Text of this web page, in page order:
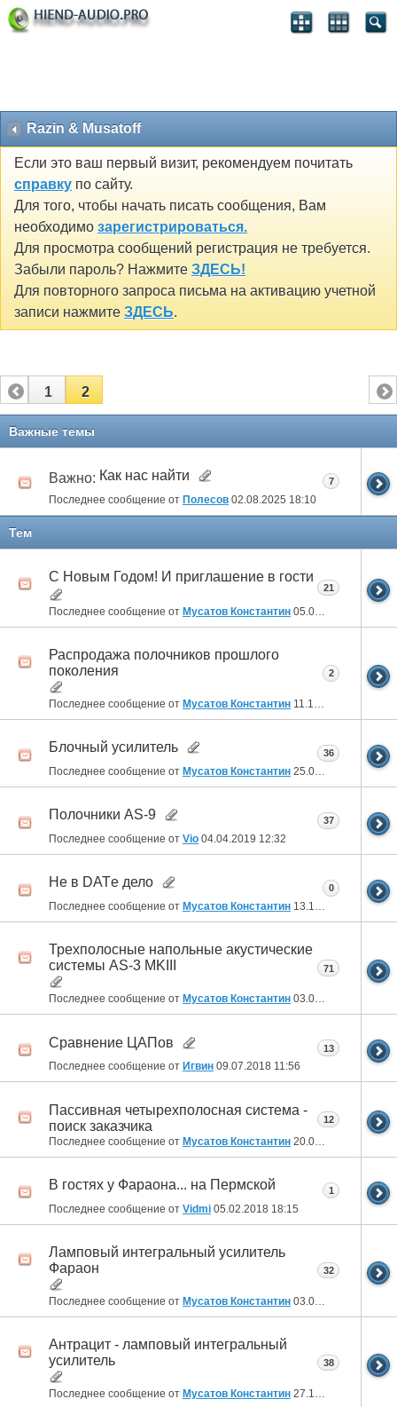
Razin & Musatoff
Если это ваш первый визит, рекомендуем почитать
справку по сайту.
Для того, чтобы начать писать сообщения, Вам
необходимо зарегистрироваться.
Для просмотра сообщений регистрация не требуется.
Забыли пароль? Нажмите ЗДЕСЬ!
Для повторного запроса письма на активацию учетной
записи нажмите ЗДЕСЬ.
1 2
Важные темы
Важно: Как нас найти
Последнее сообщение от Полесов 02.08.2025 18:10
7
Тем
C Новым Годом! И приглашение в гости
Последнее сообщение от Мусатов Константин 05.01.2020
21
Распродажа полочников прошлого
поколения
Последнее сообщение от Мусатов Константин 11.10.2019
2
Блочный усилитель
Последнее сообщение от Мусатов Константин 25.08.2019 18:14
36
Полочники AS-9
Последнее сообщение от Vio 04.04.2019 12:32
37
Не в DATе дело
Последнее сообщение от Мусатов Константин 13.12.2018 17:41
0
Трехполосные напольные акустические
системы AS-3 MKIII
Последнее сообщение от Мусатов Константин 03.09.2018
71
Сравнение ЦАПов
Последнее сообщение от Игвин 09.07.2018 11:56
13
Пассивная четырехполосная система -
поиск заказчика
Последнее сообщение от Мусатов Константин 20.03.2018
12
В гостях у Фараона... на Пермской
Последнее сообщение от Vidmi 05.02.2018 18:15
1
Ламповый интегральный усилитель
Фараон
Последнее сообщение от Мусатов Константин 03.02.2018
32
Антрацит - ламповый интегральный
усилитель
Последнее сообщение от Мусатов Константин 27.12.2017
38